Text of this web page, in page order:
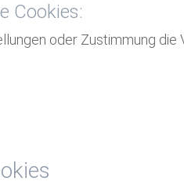
Cookies:
oder Zustimmung